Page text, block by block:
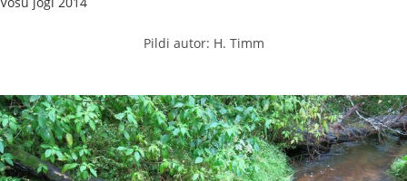
Pildi autor: H. Timm